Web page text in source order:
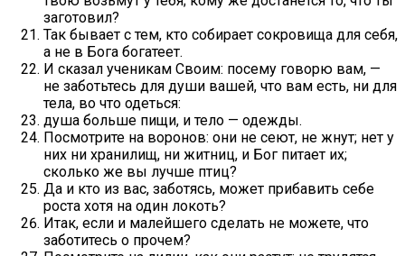
заготовил?
Так бывает с тем, кто собирает сокровища для себя,
а не в Бога богатеет.
И сказал ученикам Своим: посему говорю вам, —
не заботьтесь для души вашей, что вам есть, ни для
тела, во что одеться:
душа больше пищи, и тело — одежды.
Посмотрите на воронов: они не сеют, не жнут; нет у
них ни хранилищ, ни житниц, и Бог питает их;
сколько же вы лучше птиц?
Да и кто из вас, заботясь, может прибавить себе
роста хотя на один локоть?
Итак, если и малейшего сделать не можете, что
заботитесь о прочем?